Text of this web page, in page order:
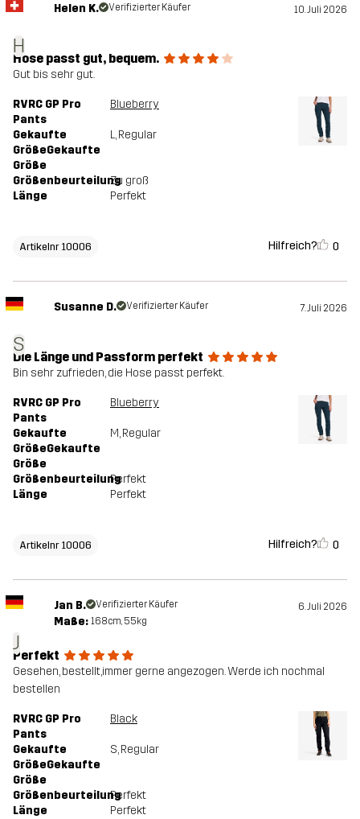
H
Helen K. Verifizierter Käufer 10. Juli 2026
Hose passt gut, bequem.
Gut bis sehr gut.
RVRC GP Pro
Pants
Blueberry
Gekaufte
GrößeGekaufte
Größe
L, Regular
GrößenbeurteilungZu groß
Länge
Perfekt
Artikelnr 10006 Hilfreich? 0
S
Susanne D. Verifizierter Käufer 7. Juli 2026
Die Länge und Passform perfekt
Bin sehr zufrieden, die Hose passt perfekt.
RVRC GP Pro
Pants
Blueberry
Gekaufte
GrößeGekaufte
Größe
M, Regular
GrößenbeurteilungPerfekt
Länge
Perfekt
Artikelnr 10006 Hilfreich? 0
J
Jan B. Verifizierter Käufer 6. Juli 2026
Maße: 168cm, 55kg
Perfekt
Gesehen, bestellt,immer gerne angezogen. Werde ich nochmal
bestellen
RVRC GP Pro
Pants
Black
Gekaufte
GrößeGekaufte
Größe
S, Regular
GrößenbeurteilungPerfekt
Länge
Perfekt